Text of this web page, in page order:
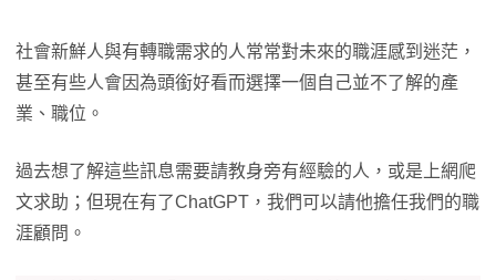
社會新鮮人與有轉職需求的人常常對未來的職涯感到迷茫，
甚至有些人會因為頭銜好看而選擇一個自己並不了解的產
業、職位。
過去想了解這些訊息需要請教身旁有經驗的人，或是上網爬
文求助；但現在有了ChatGPT，我們可以請他擔任我們的職
涯顧問。